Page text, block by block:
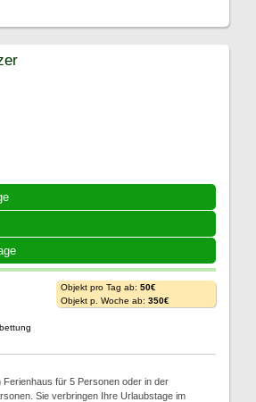
Objekt pro Tag ab: 50€
Objekt p. Woche ab: 350€
Ferienhaus für 5 Personen oder in der
Sie verbringen Ihre Urlaubstage im